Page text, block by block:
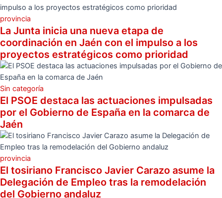
provincia
La Junta inicia una nueva etapa de
coordinación en Jaén con el impulso a los
proyectos estratégicos como prioridad
Sin categoría
El PSOE destaca las actuaciones impulsadas
por el Gobierno de España en la comarca de
Jaén
provincia
El tosiriano Francisco Javier Carazo asume la
Delegación de Empleo tras la remodelación
del Gobierno andaluz